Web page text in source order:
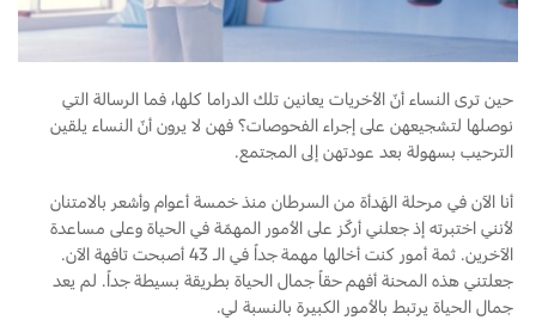
حين ترى النساء أنّ الأخريات يعانين تلك الدراما كلها، فما الرسالة التي
نوصلها لتشجيعهن على إجراء الفحوصات؟ فهن لا يرون أنّ النساء يلقين
الترحيب بسهولة بعد عودتهن إلى المجتمع.
أنا الآن في مرحلة الهَدأة من السرطان منذ خمسة أعوام وأشعر بالامتنان
لأنني اختبرته إذ جعلني أركّز على الأمور المهمّة في الحياة وعلى مساعدة
الآخرين. ثمة أمور كنت أخالها مهمة جداً في الـ 43 أصبحت تافهة الآن.
جعلتني هذه المحنة أفهم حقاً جمال الحياة بطريقة بسيطة جداً. لم يعد
جمال الحياة يرتبط بالأمور الكبيرة بالنسبة لي.